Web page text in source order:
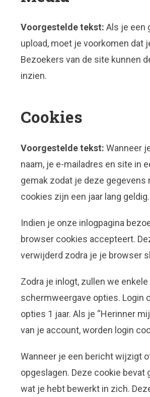
Voorgestelde tekst:Als je een
upload, moet je voorkomen dat
Bezoekers van de site kunnen
inzien.
Cookies
Voorgestelde tekst:Wanneer
naam, je e-mailadres en site in
gemak zodat je deze
cookies zijn een jaar lang geldig.
Indien je onze inlogpagina
browser cookies accepteert.
verwijderd zodra je je browser
Zodra je inlogt, zullen we
schermweergave opties. Login
opties 1 jaar. Als je “Herinner
van je account, worden login
Wanneer je een bericht wijzigt
opgeslagen. Deze cookie
wat je hebt bewerkt in zich.